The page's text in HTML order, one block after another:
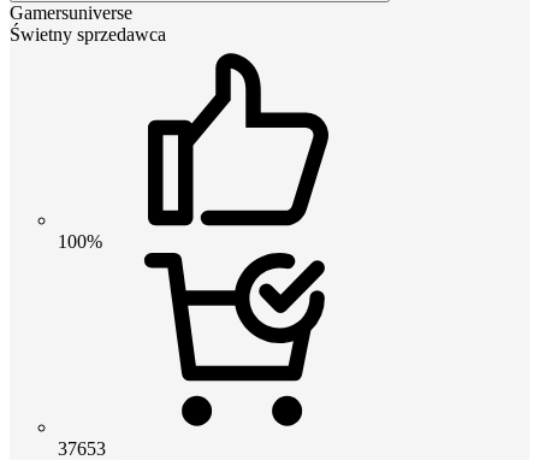
Gamersuniverse
Świetny sprzedawca
100%
37653